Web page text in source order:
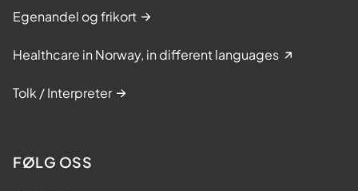
Egenandel og frikort
Healthcare in Norway, in different languages
Tolk / Interpreter
FØLG OSS